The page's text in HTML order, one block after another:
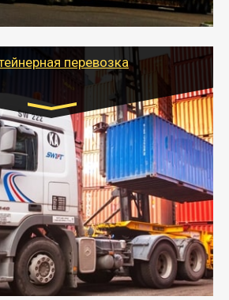
и подобрать оптимальный
перевозка
км. Рассчитывается
на специальном
быстро, качественно и
компания поможет
в порт и из порта
на контейнеровозе,
(открытых кузовах),
крепления.